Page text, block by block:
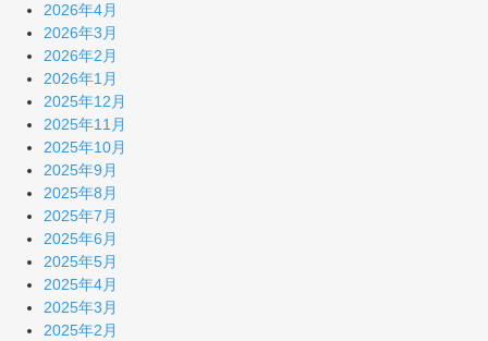
2026年4月
2026年3月
2026年2月
2026年1月
2025年12月
2025年11月
2025年10月
2025年9月
2025年8月
2025年7月
2025年6月
2025年5月
2025年4月
2025年3月
2025年2月